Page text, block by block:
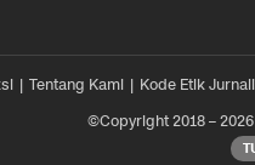
Tentang Kami Kode Etik
©Copyright 2018 –